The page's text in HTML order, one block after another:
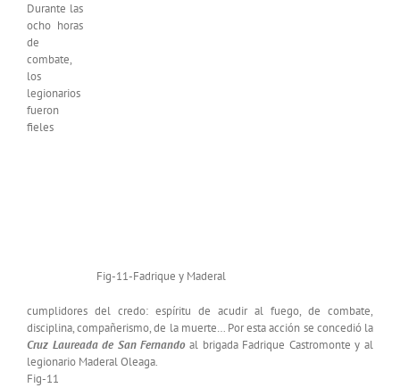
Fig-11-Fadrique y Maderal
Durante las
ocho horas
de
combate,
los
legionarios
fueron
fieles
cumplidores del credo: espíritu de acudir al fuego, de combate,
disciplina, compañerismo, de la muerte… Por esta acción se concedió la
Cruz Laureada de San Fernandoal brigada Fadrique Castromonte y al
legionario Maderal Oleaga.
Fig-11